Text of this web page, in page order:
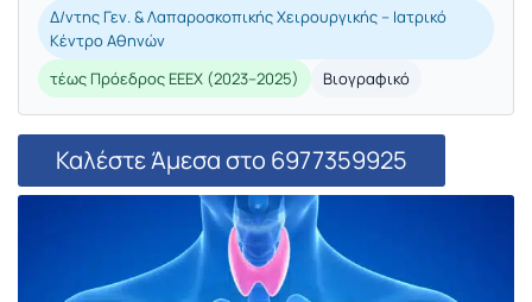
Δ/ντης Γεν. & Λαπαροσκοπικής Χειρουργικής – Ιατρικό
Κέντρο Αθηνών
τέως Πρόεδρος ΕΕΕΧ (2023–2025)
Βιογραφικό
Καλέστε Άμεσα στο 6977359925